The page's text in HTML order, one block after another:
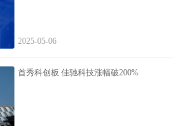
2025-05-06
首秀科创板 佳驰科技涨幅破200%